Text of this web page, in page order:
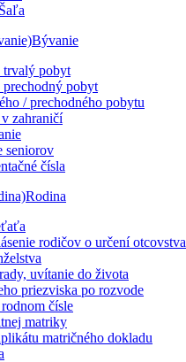
Bývanie
trvalý pobyt
prechodný pobyt
/ prechodného pobytu
zahraničí
seniorov
čísla
Rodina
rodičov o určení otcovstva
uvítanie do života
priezviska po rozvode
čísle
matriky
matričného dokladu